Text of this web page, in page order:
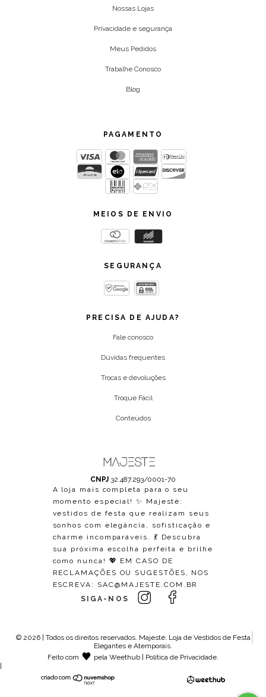
Nossas Lojas
Privacidade e segurança
Meus Pedidos
Trabalhe Conosco
Blog
PAGAMENTO
MEIOS DE ENVIO
SEGURANÇA
PRECISA DE AJUDA?
Fale conosco
Dúvidas frequentes
Trocas e devoluções
Troque Fácil
Conteúdos
CNPJ 32.487.293/0001-70
A loja mais completa para o seu
momento especial! ✨ Majesté:
vestidos de festa que realizam seus
sonhos com elegância, sofisticação e
charme incomparáveis. 💃 Descubra
sua próxima escolha perfeita e brilhe
como nunca! 💖 EM CASO DE
RECLAMAÇÕES OU SUGESTÕES, NOS
ESCREVA: SAC@MAJESTE.COM.BR
SIGA-NOS
© 2026 | Todos os direitos reservados. Majesté: Loja de Vestidos de Festa
Elegantes e Atemporais.
Feito com
pelaWeethub Política de Privacidade.
|